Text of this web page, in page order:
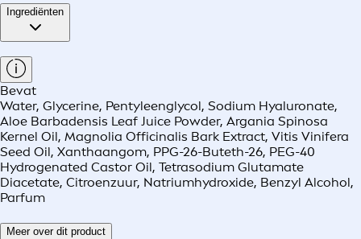
Ingrediënten
Bevat
Water, Glycerine, Pentyleenglycol, Sodium Hyaluronate,
Aloe Barbadensis Leaf Juice Powder, Argania Spinosa
Kernel Oil, Magnolia Officinalis Bark Extract, Vitis Vinifera
Seed Oil, Xanthaangom, PPG-26-Buteth-26, PEG-40
Hydrogenated Castor Oil, Tetrasodium Glutamate
Diacetate, Citroenzuur, Natriumhydroxide, Benzyl Alcohol,
Parfum
Meer over dit product